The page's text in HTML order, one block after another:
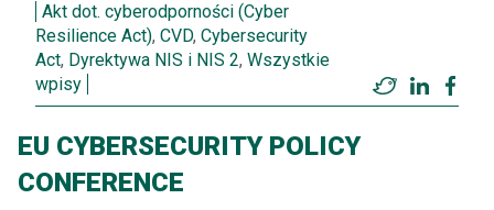
Akt dot. cyberodporności (Cyber
Resilience Act), CVD, Cybersecurity
Act, Dyrektywa NIS i NIS 2, Wszystkie
wpisy
Twitter
EU CYBERSECURITY POLICY
CONFERENCE